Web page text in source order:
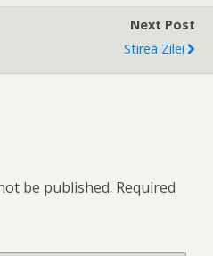
Next Post
Stirea Zilei
be published. Required